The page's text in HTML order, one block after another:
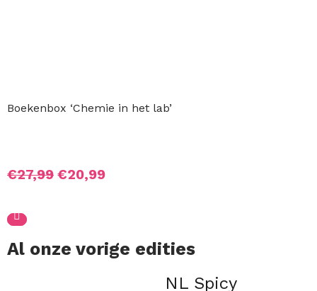
Boekenbox ‘Chemie in het lab’
€27,99 Oorspronkelijke
€20,99Huidige
Al onze vorige edities
NL Spicy